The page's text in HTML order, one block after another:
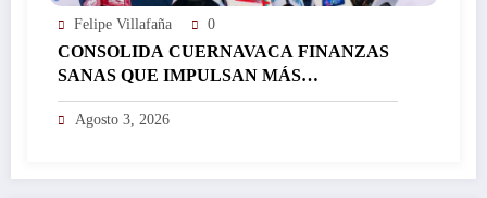
Felipe Villafaña 0
CONSOLIDA CUERNAVACA FINANZAS
SANAS QUE IMPULSAN MÁS
INVERSIÓN Y FORTALECEN EL
DESARROLLO DE LA CIUDAD…
Agosto 3, 2026